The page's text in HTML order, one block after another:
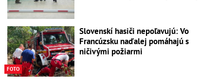
FOTO
Slovenskí hasiči nepoľavujú: Vo
Francúzsku naďalej pomáhajú s
ničivými požiarmi